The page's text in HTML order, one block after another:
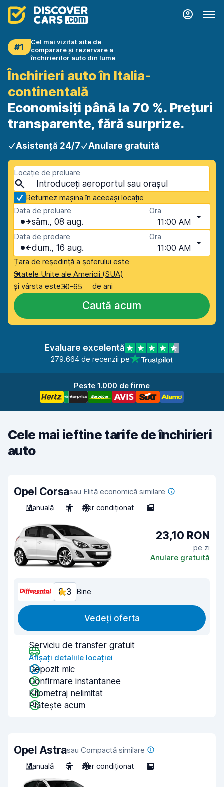
#1
Cel mai vizitat site de
comparare și rezervare a
închirierilor auto din lume
Închirieri auto în Italia-
continentală
Economisiți până la 70 %. Prețuri
transparente, fără surprize.
Asistență 24/7 Anulare gratuită
Locație de preluare
Returnez mașina în aceeași locație
Data de preluare
sâm., 08 aug.
Ora
11:00 AM
Data de predare
dum., 16 aug.
Ora
11:00 AM
Țara de reședință a șoferului este
Statele Unite ale Americii (SUA)
și vârsta este30-65 de ani
Caută acum
Evaluare excelentă
279.664 de recenzii pe
Peste 1.000 de firme
Cele mai ieftine tarife de închirieri
auto
Opel Corsasau Elită economică similare
Manuală
5 Aer condiționat 5
23,10 RON
pe zi
Anulare gratuită
8,3 Bine
Vedeți oferta
Serviciu de transfer gratuit
Afișați detaliile locației
Depozit mic
Confirmare instantanee
Kilometraj nelimitat
Plătește acum
Opel Astrasau Compactă similare
Manuală
5 Aer condiționat 5